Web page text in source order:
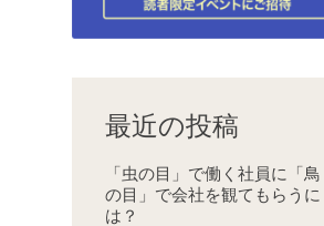
最近の投稿
「虫の目」で働く社員に「鳥
の目」で会社を観てもらうに
は？